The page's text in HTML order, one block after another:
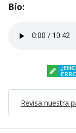
Bío:
Revisa nuestra